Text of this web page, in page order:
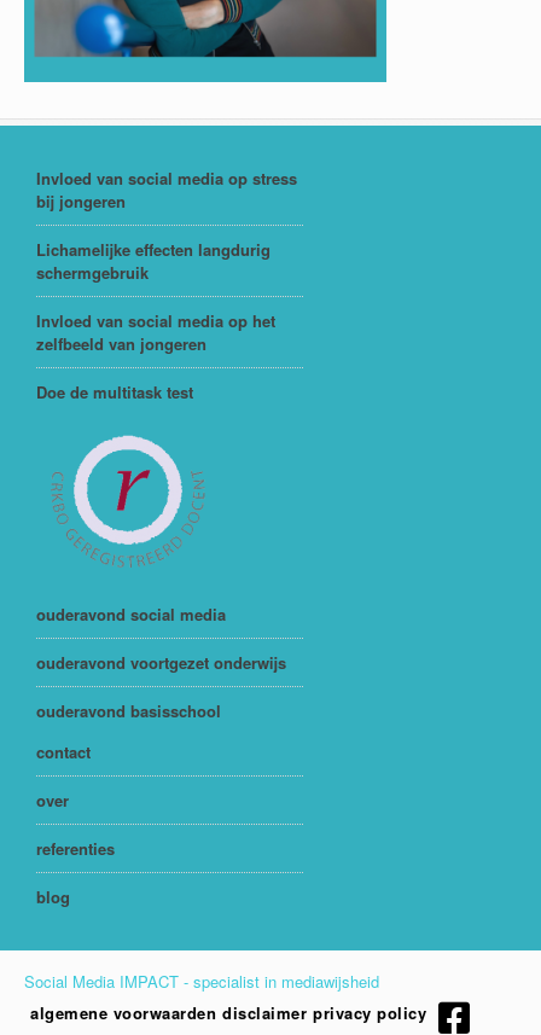
Invloed van social media op stress
bij jongeren
Lichamelijke effecten langdurig
schermgebruik
Invloed van social media op het
zelfbeeld van jongeren
Doe de multitask test
ouderavond social media
ouderavond voortgezet onderwijs
ouderavond basisschool
contact
over
referenties
blog
Social Media IMPACT - specialist in mediawijsheid
algemene voorwaarden disclaimer privacy policy